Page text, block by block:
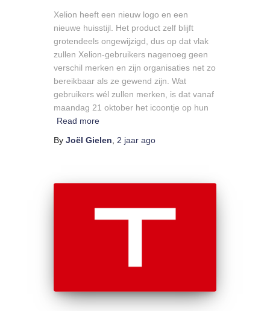
Xelion heeft een nieuw logo en een
nieuwe huisstijl. Het product zelf blijft
grotendeels ongewijzigd, dus op dat vlak
zullen Xelion-gebruikers nagenoeg geen
verschil merken en zijn organisaties net zo
bereikbaar als ze gewend zijn. Wat
gebruikers wél zullen merken, is dat vanaf
maandag 21 oktober het icoontje op hun
Read more
By Joël Gielen 2 jaar ago